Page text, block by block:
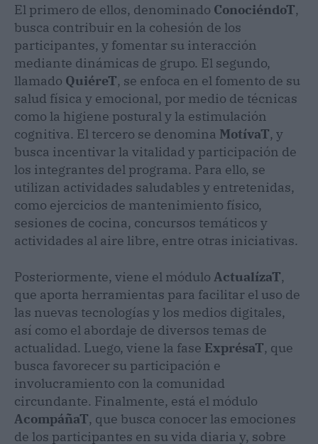
El primero de ellos, denominado ConociéndoT,
busca contribuir en la cohesión de los
participantes, y fomentar su interacción
mediante dinámicas de grupo. El segundo,
llamado QuiéreT, se enfoca en el fomento de su
salud física y emocional, por medio de técnicas
como la higiene postural y la estimulación
cognitiva. El tercero se denomina MotívaT, y
busca incentivar la vitalidad y participación de
los integrantes del programa. Para ello, se
utilizan actividades saludables y entretenidas,
como ejercicios de mantenimiento físico,
sesiones de cocina, concursos temáticos y
actividades al aire libre, entre otras iniciativas.
Posteriormente, viene el módulo ActualízaT,
que aporta herramientas para facilitar el uso de
las nuevas tecnologías y los medios digitales,
así como el abordaje de diversos temas de
actualidad. Luego, viene la fase ExprésaT, que
busca favorecer su participación e
involucramiento con la comunidad
circundante. Finalmente, está el módulo
AcompáñaT, que busca conocer las emociones
de los participantes en su vida diaria y, sobre